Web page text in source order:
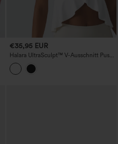
€35,95 EUR
Halara UltraSculpt™ V-Ausschnitt Push-
up-Yoga-Tanktop mit nicht
herausnehmbarem Polster und
Rüschensaum